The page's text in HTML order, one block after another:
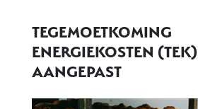
TEGEMOETKOMING
ENERGIEKOSTEN (TEK)
AANGEPAST